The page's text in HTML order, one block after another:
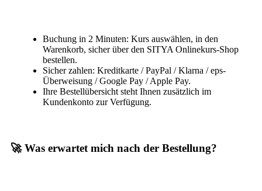
Buchung in 2 Minuten: Kurs auswählen, in den
Warenkorb, sicher über den SITYA Onlinekurs-Shop
bestellen.
Sicher zahlen: Kreditkarte / PayPal / Klarna / eps-
Überweisung / Google Pay / Apple Pay.
Ihre Bestellübersicht steht Ihnen zusätzlich im
Kundenkonto zur Verfügung.
🚀 Was erwartet mich nach der Bestellung?